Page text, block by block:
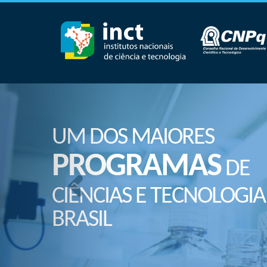
UM DOS MAIORES
PROGRAMASDE
CIÊNCIAS E
BRASIL